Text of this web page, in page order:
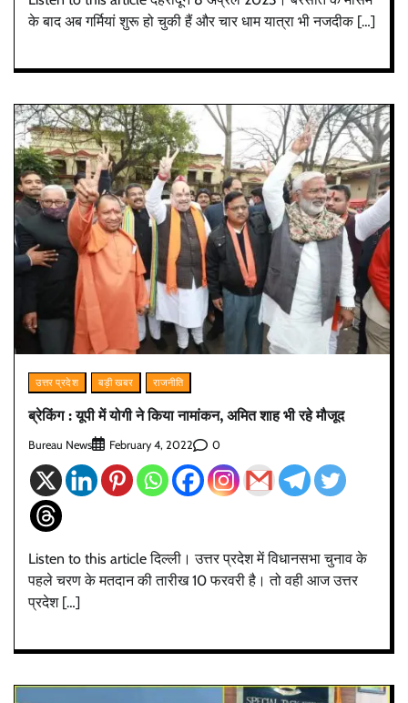
के बाद अब गर्मियां शुरू हो चुकी हैं और चार धाम यात्रा भी नजदीक […]
उत्तर प्रदेश बड़ी खबर राजनीति
ब्रेकिंग : यूपी में योगी ने किया नामांकन, अमित शाह भी रहे मौजूद
Bureau News February 4, 2022 0
Listen to this article दिल्ली। उत्तर प्रदेश में विधानसभा चुनाव के
पहले चरण के मतदान की तारीख 10 फरवरी है। तो वही आज उत्तर
प्रदेश […]